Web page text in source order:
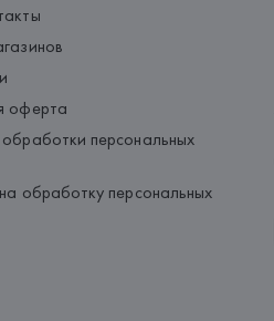
оферта
персональных
обработку персональных